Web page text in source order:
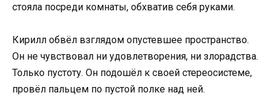
стояла посреди комнаты, обхватив себя руками.
Кирилл обвёл взглядом опустевшее пространство.
Он не чувствовал ни удовлетворения, ни злорадства.
Только пустоту. Он подошёл к своей стереосистеме,
провёл пальцем по пустой полке над ней.